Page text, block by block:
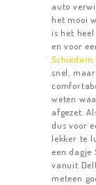
auto
het mooi
is het
en voor
Schiedam
snel,
weten
afgezet.
dus voor
lekker te
een dagje
vanuit
meteen